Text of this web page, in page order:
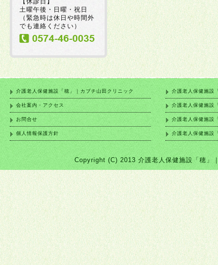
土曜午後・日曜・祝日
（緊急時は休日や時間外
でも連絡ください）
介護老人保健施設「穂」｜カブチ山田クリニック
会社案内・アクセス
お問合せ
個人情報保護方針
介護老人保健施設
介護老人保健施設
介護老人保健施設
介護老人保健施設
Copyright (C) 2013 介護老人保健施設「穂